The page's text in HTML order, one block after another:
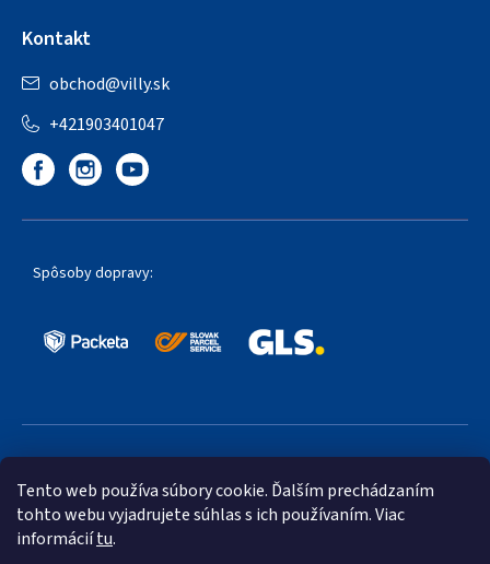
Tento web používa súbory cookie. Ďalším prechádzaním
tohto webu vyjadrujete súhlas s ich používaním. Viac
informáciítu.
Kontakt
obchod@villy.sk
+421903401047
Spôsoby dopravy: